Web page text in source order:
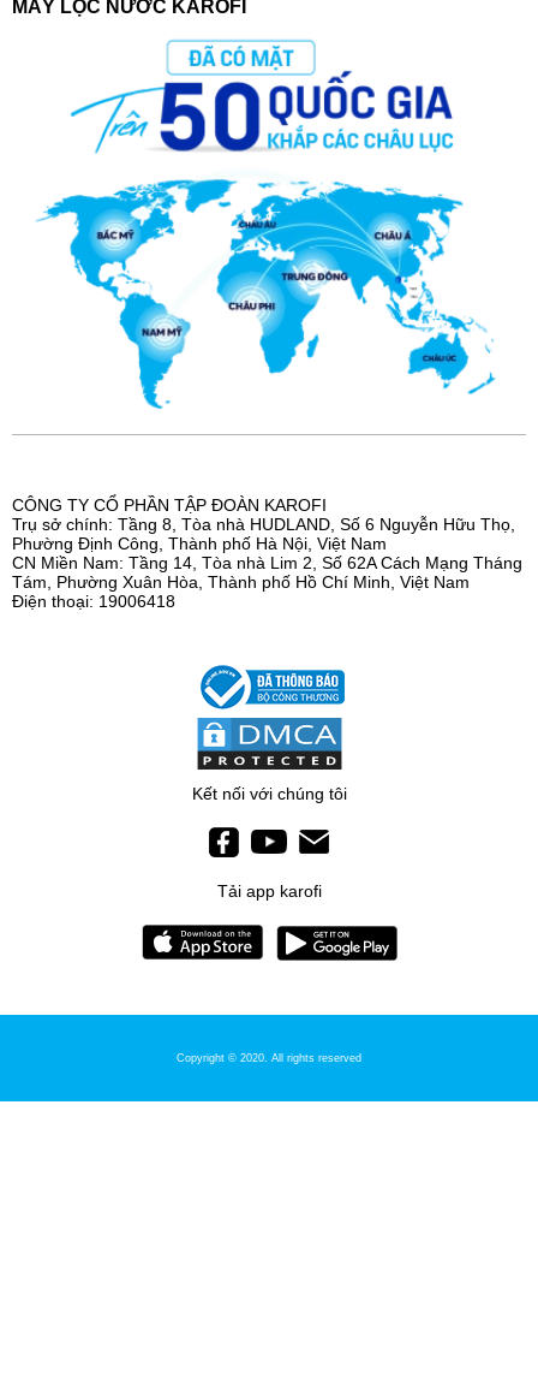
LÕI KHOÁNG ĐÁ
Giúp bổ sung khoáng chất có lợi cho cơ thể.
Có khả năng diệt hầu hết vi khuẩn và chống tái nhiễm khuẩn.
MÁY LỌC NƯỚC KAROFI
CÔNG TY CỔ PHẦN TẬP ĐOÀN KAROFI
Trụ sở chính: Tầng 8, Tòa nhà HUDLAND, Số 6 Nguyễn Hữu Thọ,
Phường Định Công, Thành phố Hà Nội, Việt Nam
CN Miền Nam: Tầng 14, Tòa nhà Lim 2, Số 62A Cách Mạng Tháng
Tám, Phường Xuân Hòa, Thành phố Hồ Chí Minh, Việt Nam
Điện thoại: 19006418
Kết nối với chúng tôi
Tải app karofi
Copyright © 2020. All rights reserved